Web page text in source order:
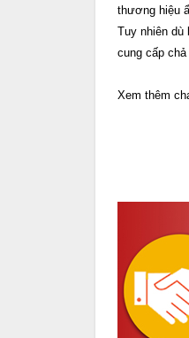
thương hiệu
Tuy nhiên dù
cung cấp chả
Xem thêm